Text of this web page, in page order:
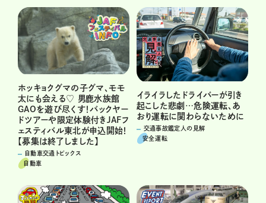
ホッキョクグマの子グマ、モモ
太にも会える♡ 男鹿水族館
GAOを遊び尽くす！バックヤー
ドツアーや限定体験付きJAFフ
ェスティバル東北が申込開始！
【募集は終了しました】
自動車交通トピックス
自動車
イライラしたドライバーが引き
起こした悲劇…危険運転、あ
おり運転に関わらないために
交通事故鑑定人の見解
安全運転